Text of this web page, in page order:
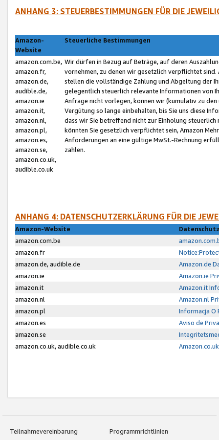
ANHANG 3: STEUERBESTIMMUNGEN FÜR DIE
Amazon-
Website
Steuerliche Bestimmungen
amazon.com.be,
amazon.fr,
amazon.de,
audible.de,
amazon.ie
amazon.it,
amazon.nl,
amazon.pl,
amazon.es,
amazon.se,
amazon.co.uk,
audible.co.uk
Wir dürfen in Bezug auf Beträge, auf deren
vornehmen, zu denen wir gesetzlich verpflichtet
stellen die vollständige Zahlung und Abgeltung der
gelegentlich steuerlich relevante Informationen von
Anfrage nicht vorlegen, können wir (kumulativ zu
Vergütung so lange einbehalten, bis Sie uns diese
dass wir Sie betreffend nicht zur Einholung
könnten Sie gesetzlich verpflichtet sein, Amazon
Anforderungen an eine gültige MwSt.-Rechnung
zahlen.
ANHANG 4: DATENSCHUTZERKLÄRUNG FÜR DIE
Amazon-Website
amazon.com.be
amazon.fr
amazon.de, audible.de
Amazon.de
amazon.ie
Amazon.ie
amazon.it
Amazon.it
amazon.nl
Amazon.nl
amazon.pl
Informacja O
amazon.es
Aviso de
amazon.se
amazon.co.uk, audible.co.uk
Teilnahmevereinbarung
Programmrichtlinien